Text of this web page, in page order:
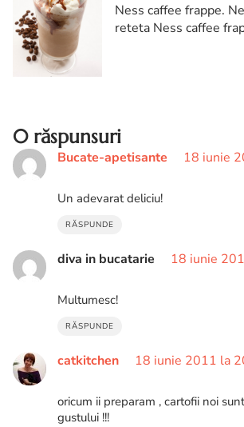
Ness caffee frappe.
reteta Ness caffee
0 răspunsuri
Bucate-apetisante 18 iunie
Un adevarat deliciu!
RĂSPUNDE
diva in bucatarie 18 iunie
Multumesc!
RĂSPUNDE
catkitchen 18 iunie 2011 la
oricum ii preparam , cartofii noi
gustului !!!